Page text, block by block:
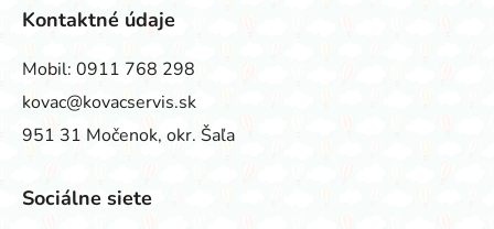
Kontaktné údaje
Mobil: 0911 768 298
kovac@kovacservis.sk
951 31 Močenok, okr. Šaľa
Sociálne siete